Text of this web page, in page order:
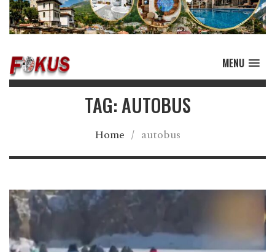
MENU
TAG: AUTOBUS
Home / autobus